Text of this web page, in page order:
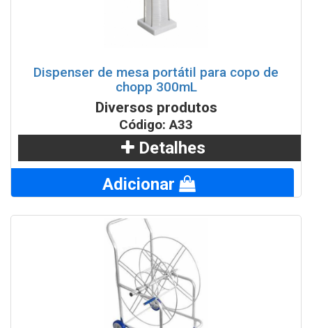
Dispenser de mesa portátil para copo de
chopp 300mL
Diversos produtos
Código: A33
Detalhes
Adicionar